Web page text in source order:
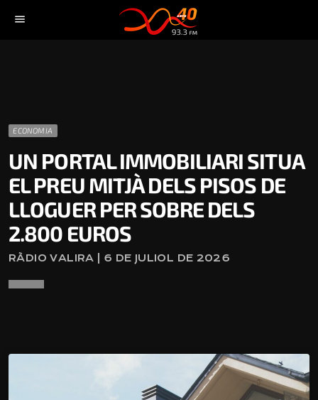
menu
ECONOMIA
UN PORTAL IMMOBILIARI SITUA
EL PREU MITJÀ DELS PISOS DE
LLOGUER PER SOBRE DELS
2.800 EUROS
RÀDIO VALIRA | 6 DE JULIOL DE 2026